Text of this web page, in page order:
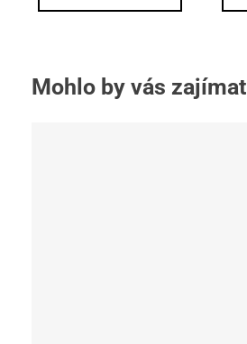
Mohlo by vás zajímat